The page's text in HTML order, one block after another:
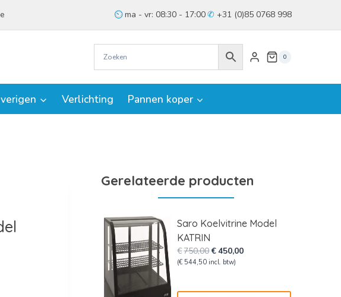
ma - vr: 08:30 - 17:00 +31 (0)85 0768 998
0
Verlichting Pannen koper
Gerelateerde producten
Saro Koelvitrine Model
KATRIN
€750,00Oorspronkelijke
prijs
€450,00Huidige
(€ 544,50 incl. btw)